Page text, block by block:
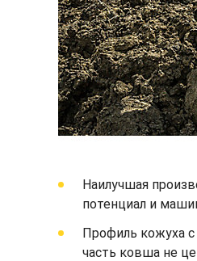
Наилучшая
потенциал и
Профиль кожуха
часть ковша не